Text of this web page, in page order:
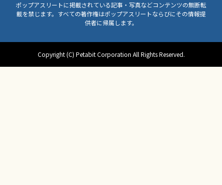
ポップアスリートに掲載されている記事・写真などコンテンツの無断転
載を禁じます。すべての著作権はポップアスリートならびにその情報提
供者に帰属します。
Copyright (C) Petabit Corporation All Rights Reserved.